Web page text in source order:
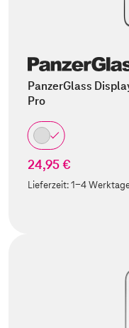
PanzerGlass
Pro
24,95 €
Lieferzeit:1-4